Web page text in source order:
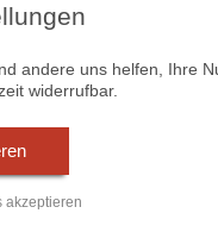
Marktexperten
einen umfangreichen
Jahrbücher – einzigartige
Vom Widget bis zur
andere uns helfen, Ihre
widerrufbar.
akzeptieren